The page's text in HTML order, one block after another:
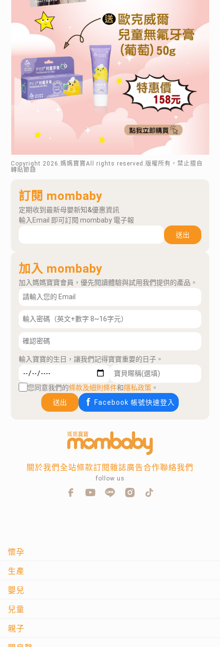
Copyright 2026 .媽媽寶寶All rights reserved.版權所有，禁止擅自
轉貼節錄
訂閱 mombaby
定期收到最新母嬰新知&優惠資訊
輸入Email 即可訂閱 mombaby 電子報
送出
加入 mombaby
加入媽媽寶寶會員，優先閱讀體驗與試用我們提供的產品。
輸入寶寶的生日，讓我們記得寶寶重要的日子。
您同意我們的條款及細則條件和隱私政策 。
送出
Facebook 帳號快速登入
懷孕
生產
嬰兒
兒童
親子
關於我們全站條款訂閱雜誌廣告合作聯絡我們
follow us